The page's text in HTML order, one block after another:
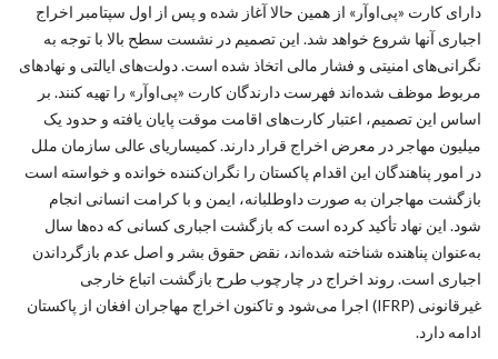
دارای کارت «پی‌او‌آر» از همین حالا آغاز شده و پس از اول سپتامبر اخراج
اجباری آنها شروع خواهد شد. این تصمیم در نشست سطح بالا با توجه به
نگرانی‌های امنیتی و فشار مالی اتخاذ شده است. دولت‌های ایالتی و نهادهای
مربوط موظف شده‌اند فهرست دارندگان کارت «پی‌او‌آر» را تهیه کنند. بر
اساس این تصمیم، اعتبار کارت‌های اقامت موقت پایان یافته و حدود یک
میلیون مهاجر در معرض اخراج قرار دارند. کمیساریای عالی سازمان ملل
در امور پناهندگان این اقدام پاکستان را نگران‌کننده خوانده و خواسته است
بازگشت مهاجران به ‌صورت داوطلبانه، ایمن و با کرامت انسانی انجام
شود. این نهاد تأکید کرده است که بازگشت اجباری کسانی که ده‌ها سال
به‌عنوان پناهنده شناخته شده‌اند، نقض حقوق بشر و اصل عدم بازگرداندن
اجباری است. روند اخراج در چارچوب طرح بازگشت اتباع خارجی
غیرقانونی (IFRP) اجرا می‌شود و تاکنون اخراج مهاجران افغان از پاکستان
ادامه دارد.